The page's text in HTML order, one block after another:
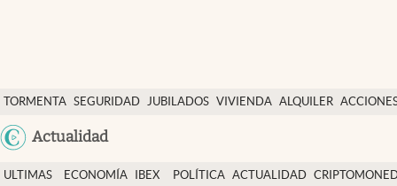
TORMENTA SEGURIDAD JUBILADOS VIVIENDA ALQUILER
Actualidad
Economía y finanzas
Política
Actualidad
ULTIMAS
ECONOMÍA
IBEX
POLÍTICA ACTUALIDAD